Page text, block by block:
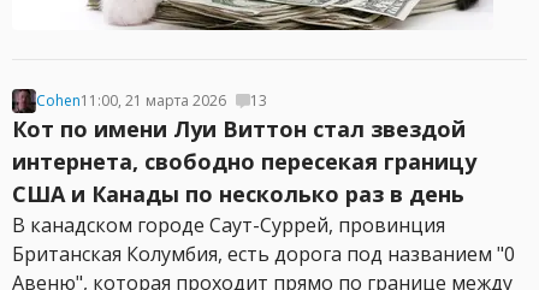
Cohen11:00, 21 марта 2026 13
Кот по имени Луи Виттон стал звездой
интернета, свободно пересекая границу
США и Канады по несколько раз в день
В канадском городе Саут-Суррей, провинция
Британская Колумбия, есть дорога под названием "0
Авеню", которая проходит прямо по границе между